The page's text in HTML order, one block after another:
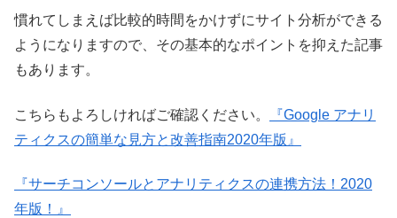
慣れてしまえば比較的時間をかけずにサイト分析ができる
ようになりますので、その基本的なポイントを抑えた記事
もあります。
こちらもよろしければご確認ください。
『Google アナリ
ティクスの簡単な見方と改善指南2020年版』
『サーチコンソールとアナリティクスの連携方法！2020
年版！』